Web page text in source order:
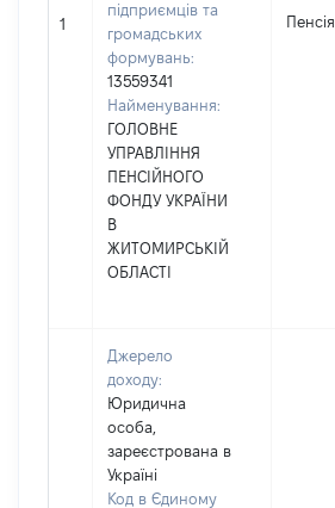
1
підприємців та
громадських
формувань:
13559341
Найменування:
ГОЛОВНЕ
УПРАВЛІННЯ
ПЕНСІЙНОГО
ФОНДУ УКРАЇНИ
В
ЖИТОМИРСЬКІЙ
ОБЛАСТІ
Пенсія
Джерело
доходу:
Юридична
особа,
зареєстрована в
Україні
Код в Єдиному